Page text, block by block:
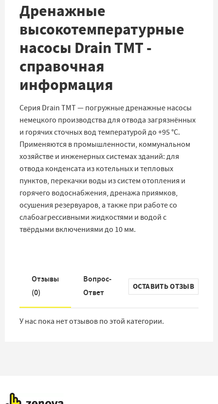
Дренажные
высокотемпературные
насосы Drain TMT -
справочная
информация
Серия Drain TMT — погружные дренажные насосы
немецкого производства для отвода загрязнённых
и горячих сточных вод температурой до +95 °C.
Применяются в промышленности, коммунальном
хозяйстве и инженерных системах зданий: для
отвода конденсата из котельных и тепловых
пунктов, перекачки воды из систем отопления и
горячего водоснабжения, дренажа приямков,
осушения резервуаров, а также при работе со
слабоагрессивными жидкостями и водой с
твёрдыми включениями до 10 мм.
Отзывы
(0)
Вопрос-
Ответ
ОСТАВИТЬ ОТЗЫВ
У нас пока нет отзывов по этой категории.